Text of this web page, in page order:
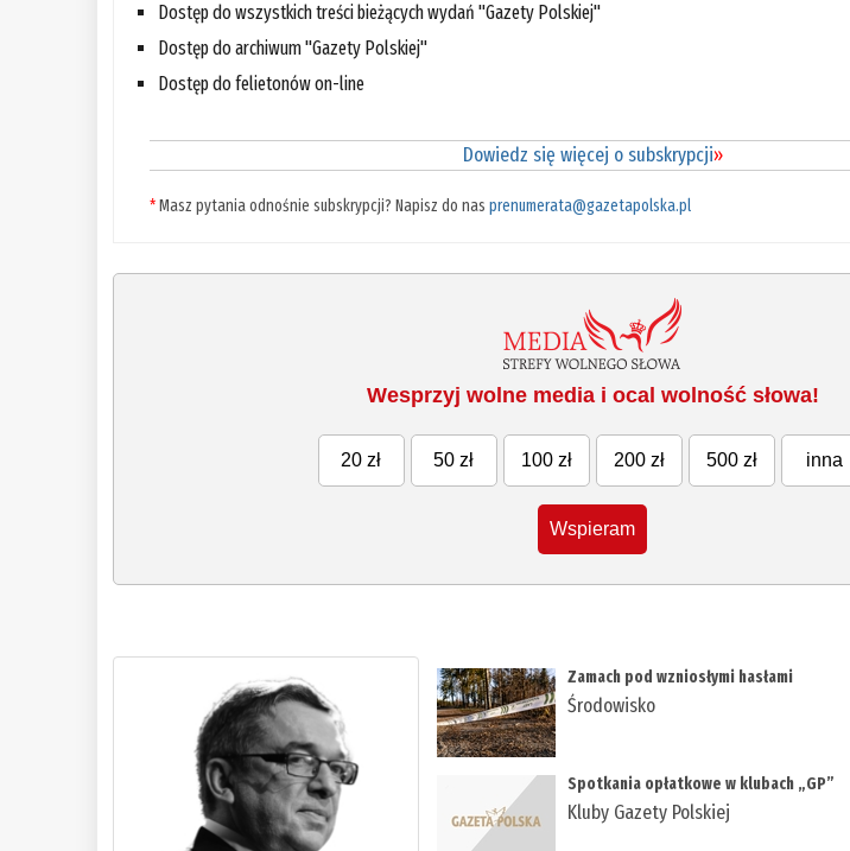
Dostęp do wszystkich treści bieżących wydań "Gazety Polskiej"
Dostęp do archiwum "Gazety Polskiej"
Dostęp do felietonów on-line
Dowiedz się więcej o subskrypcji»
*Masz pytania odnośnie subskrypcji? Napisz do nasprenumerata@gazetapolska.pl
Wesprzyj wolne media i ocal wolność słowa!
20 zł 50 zł 100 zł 200 zł 500 zł inna
Wspieram
Zamach pod wzniosłymi hasłami
Środowisko
Spotkania opłatkowe w klubach „GP”
Kluby Gazety Polskiej